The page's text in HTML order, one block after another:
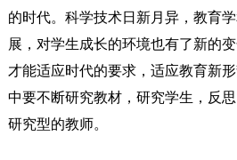
的时代。科学技术日新月异，教育
展，对学生成长的环境也有了新的
才能适应时代的要求，适应教育新
中要不断研究教材，研究学生，反
研究型的教师。